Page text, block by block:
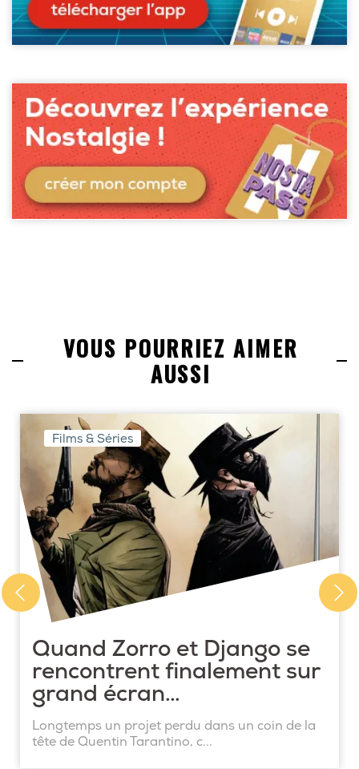
VOUS POURRIEZ AIMER
AUSSI
Films & Séries
Quand Zorro et Django se
rencontrent finalement sur
grand écran…
Longtemps un projet perdu dans un coin de la
tête de Quentin Tarantino, c...